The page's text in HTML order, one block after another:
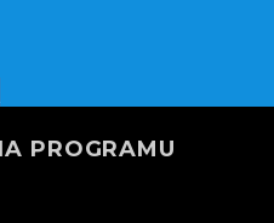
PROGRAMU